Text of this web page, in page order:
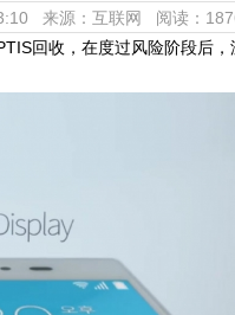
来源：互联网 阅读：
回收，在度过风险阶段后，